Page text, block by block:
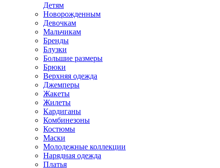
Детям
Новорожденным
Девочкам
Мальчикам
Бренды
Блузки
Большие размеры
Брюки
Верхняя одежда
Джемперы
Жакеты
Жилеты
Кардиганы
Комбинезоны
Костюмы
Маски
Молодежные коллекции
Нарядная одежда
Платья